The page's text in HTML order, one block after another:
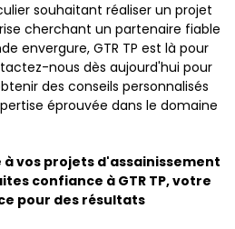
souhaitant réaliser un projet
cherchant un partenaire fiable
envergure, GTR TP est là pour
nous dès aujourd'hui pour
des conseils personnalisés
éprouvée dans le domaine
à vos projets d'assainissement
confiance à GTR TP, votre
pour des résultats